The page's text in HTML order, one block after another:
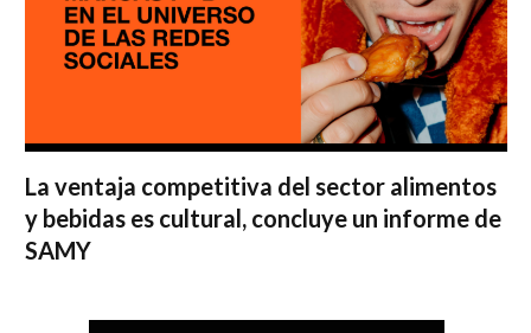
La ventaja competitiva del sector alimentos
y bebidas es cultural, concluye un informe de
SAMY